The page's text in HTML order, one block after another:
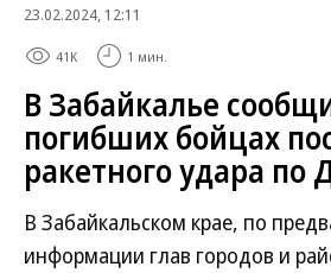
23.02.2024, 12:11
41K 1 мин.
В Забайкалье
погибших бойцах
ракетного удара по
В Забайкальском крае, по
информации глав городов и